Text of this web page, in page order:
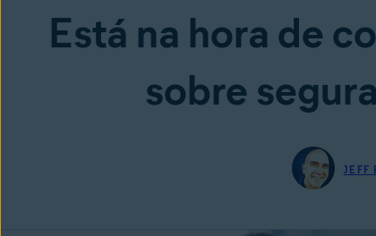
Está na hora de
sobre
JEFF